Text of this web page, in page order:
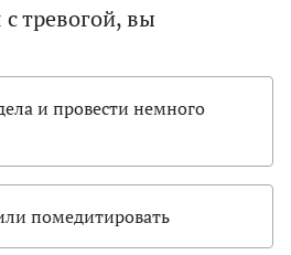
тревогой, вы
и провести немного
помедитировать